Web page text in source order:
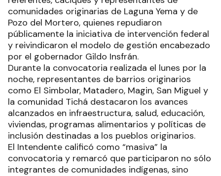
comunidades originarias de Laguna Yema y de
Pozo del Mortero, quienes repudiaron
públicamente la iniciativa de intervención federal
y reivindicaron el modelo de gestión encabezado
por el gobernador Gildo Insfrán.
Durante la convocatoria realizada el lunes por la
noche, representantes de barrios originarios
como El Simbolar, Matadero, Magin, San Miguel y
la comunidad Tichá destacaron los avances
alcanzados en infraestructura, salud, educación,
viviendas, programas alimentarios y políticas de
inclusión destinadas a los pueblos originarios.
El Intendente calificó como “masiva” la
convocatoria y remarcó que participaron no sólo
integrantes de comunidades indígenas, sino